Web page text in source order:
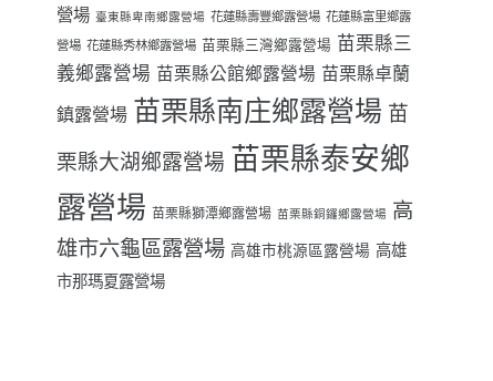
營場 臺東縣卑南鄉露營場 花蓮縣壽豐鄉露營場 花蓮縣富里鄉露
營場 花蓮縣秀林鄉露營場 苗栗縣三灣鄉露營場 苗栗縣三
義鄉露營場 苗栗縣公館鄉露營場 苗栗縣卓蘭
鎮露營場 苗栗縣南庄鄉露營場 苗
栗縣大湖鄉露營場 苗栗縣泰安鄉
露營場 苗栗縣獅潭鄉露營場 苗栗縣銅鑼鄉露營場 高
雄市六龜區露營場 高雄市桃源區露營場 高雄
市那瑪夏露營場